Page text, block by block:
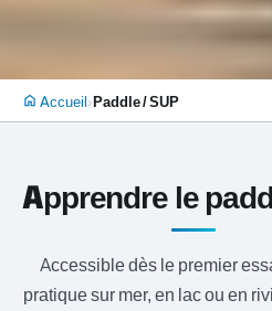
home Accueil›Paddle / SUP
Apprendre le
Accessible dès le premier
pratique sur mer, en lac ou en